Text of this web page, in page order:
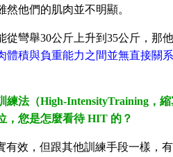
然他們的肌肉並不明顯。
從彎舉30公斤上升到35公斤，那
體積與負重能力之間並無直接關系
練法（High-IntensityTraining，
，您是怎麼看待 HIT 的？
有效，但跟其他訓練手段一樣，